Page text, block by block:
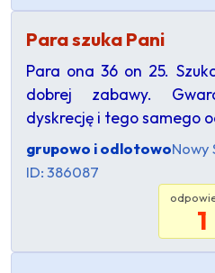
Para szuka Pani
Para ona 36 on 25.
dobrej zabawy.
dyskrecję i tego samego
grupowo i odlotowoNowy
ID: 386087
1